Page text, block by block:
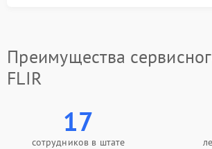
Преимущества
FLIR
17
сотрудников в штате